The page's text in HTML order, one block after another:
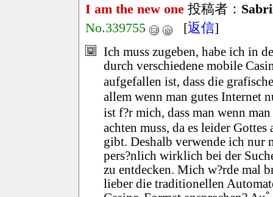
I am the new one 投稿者：
No.339755
[返信]
Ich muss zugeben, habe ich in
durch verschiedene mobile
aufgefallen ist, dass die
allem wenn man gutes Internet
ist f?r mich, dass man wenn
achten muss, da es leider
gibt. Deshalb verwende ich nur
pers?nlich wirklich bei der
zu entdecken. Mich w?rde mal
lieber die traditionellen